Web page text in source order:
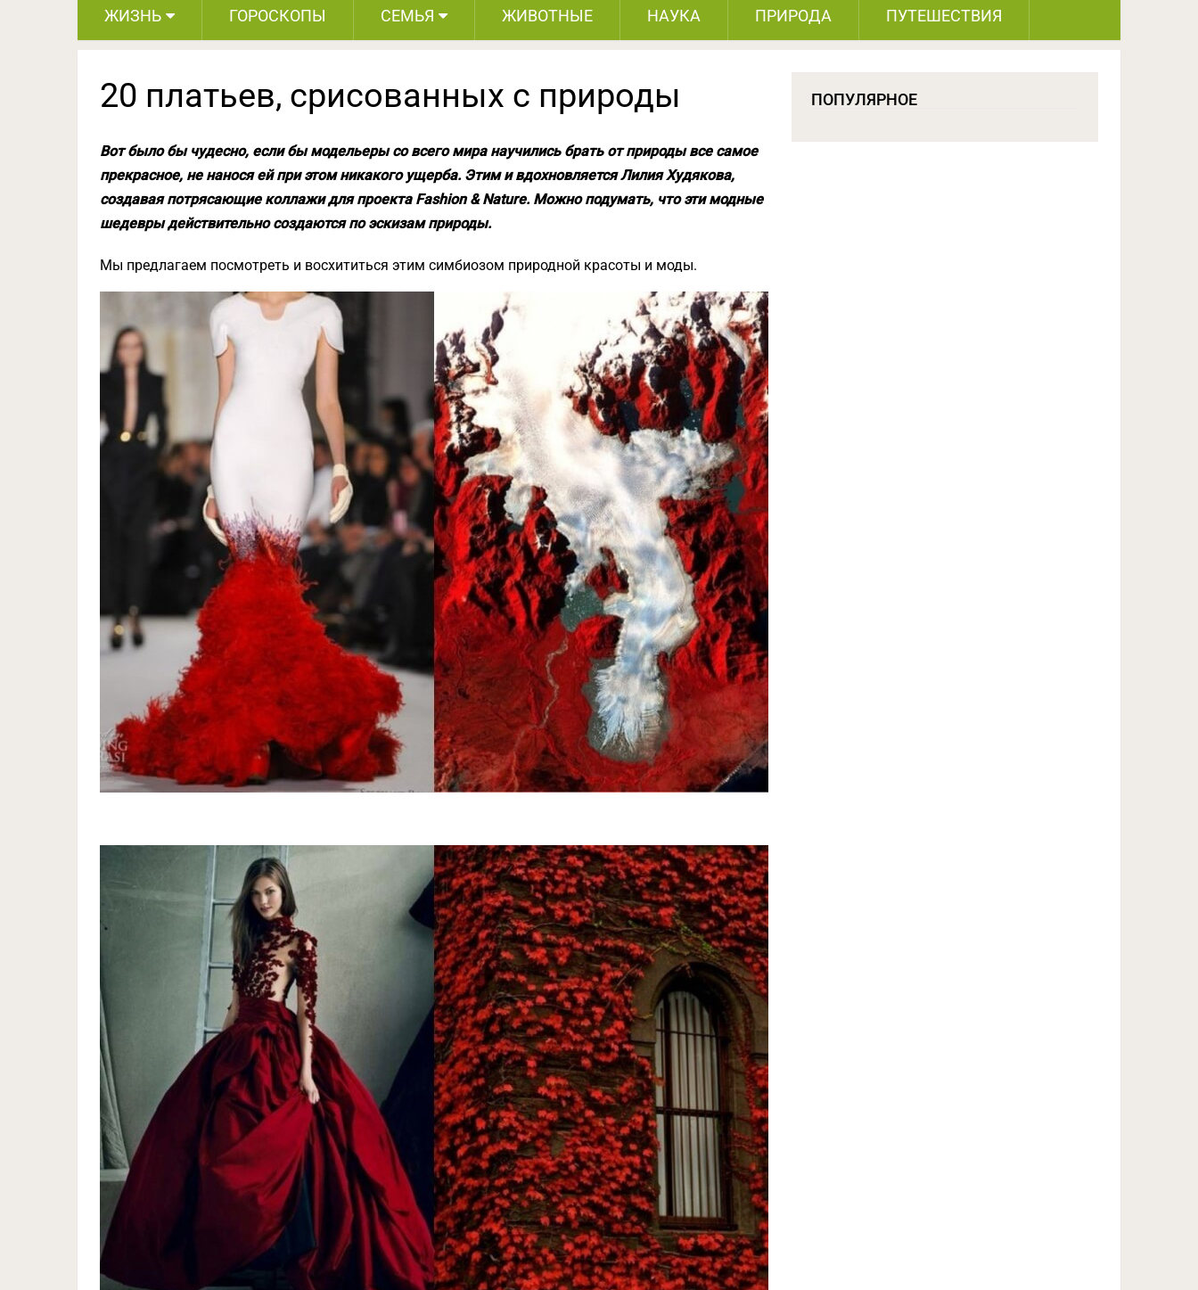
ЖИЗНЬ ГОРОСКОПЫ СЕМЬЯ ЖИВОТНЫЕ НАУКА ПРИРОДА ПУТЕШЕСТВИЯ
20 платьев, срисованных с природы
Вот было бы чудесно, если бы модельеры со всего мира научились брать от природы все самое
прекрасное, не нанося ей при этом никакого ущерба. Этим и вдохновляется Лилия Худякова,
создавая потрясающие коллажи для проекта Fashion & Nature. Можно подумать, что эти модные
шедевры действительно создаются по эскизам природы.
Мы предлагаем посмотреть и восхититься этим симбиозом природной красоты и моды.
ПОПУЛЯРНОЕ